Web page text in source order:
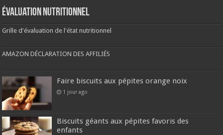
Évaluation nutritionnel
Grille d'évaluation de l'état nutritionnel
AMAZON DÉCLARATION DES AFFILIÉS
Faire biscuits aux pépites orange noix
1 jour ago
Biscuits géants aux pépites favoris des
enfants